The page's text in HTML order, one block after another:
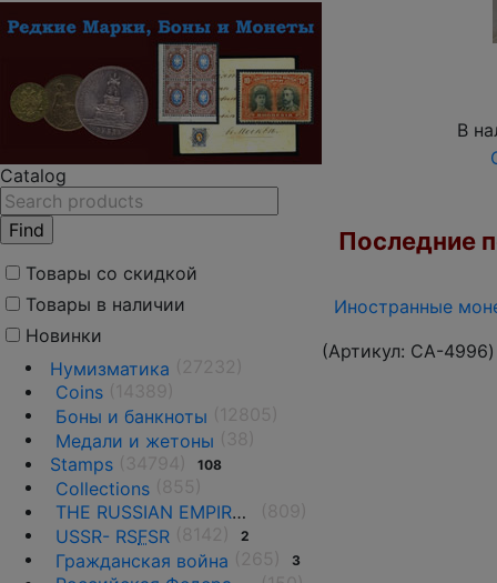
Catalog
Товары со скидкой
Товары в наличии
Новинки
Нумизматика
Coins
Боны и банкноты
Медали и жетоны
Stamps
108
Collections
THE RUSSIAN EMPIRE UNTIL 1917.
USSR- RSFSR 2
Гражданская война 3
В
Последние
Иностранные
(Артикул: CA-4996)